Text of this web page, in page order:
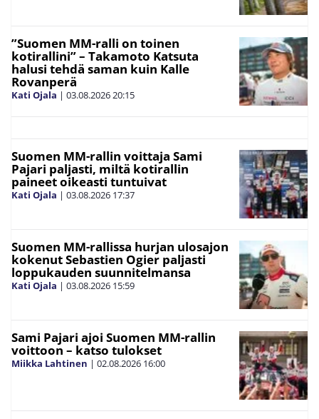
”Suomen MM-ralli on toinen
kotirallini” – Takamoto Katsuta
halusi tehdä saman kuin Kalle
Rovanperä
Kati Ojala | 03.08.202620:15
Suomen MM-rallin voittaja Sami
Pajari paljasti, miltä kotirallin
paineet oikeasti tuntuivat
Kati Ojala | 03.08.2026 17:37
Suomen MM-rallissa hurjan ulosajon
kokenut Sebastien Ogier paljasti
loppukauden suunnitelmansa
Kati Ojala | 03.08.2026 15:59
Sami Pajari ajoi Suomen MM-rallin
voittoon – katso tulokset
Miikka Lahtinen | 02.08.2026 16:00